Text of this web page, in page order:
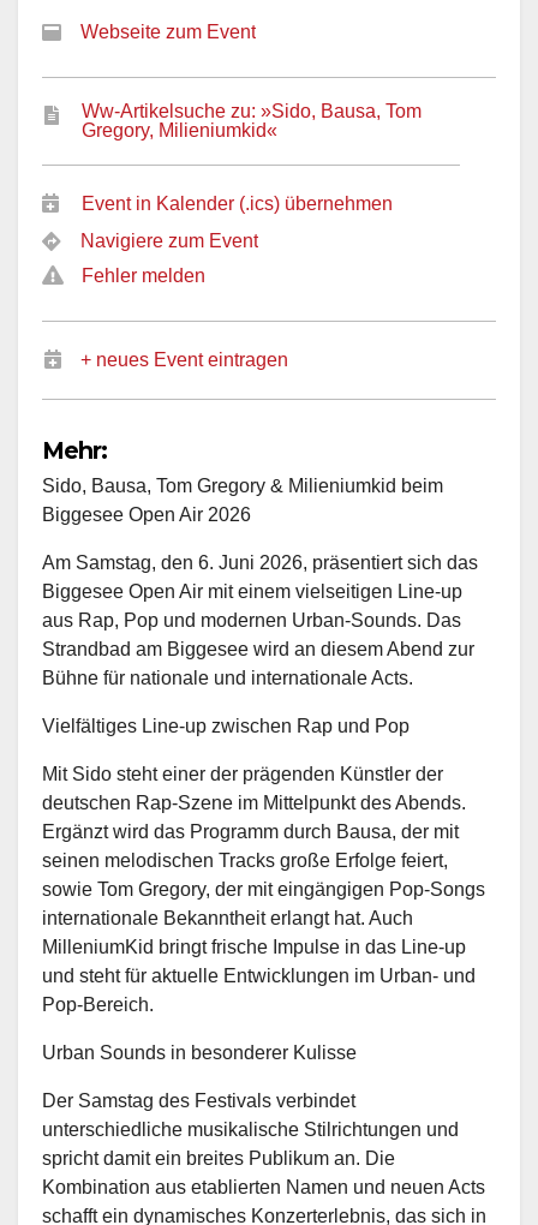
Webseite zum Event
Ww-Artikelsuche zu: »Sido, Bausa, Tom
Gregory, Milieniumkid«
Event in Kalender (.ics) übernehmen
Navigiere zum Event
Fehler melden
+ neues Event eintragen
Mehr:
Sido, Bausa, Tom Gregory & Milieniumkid beim
Biggesee Open Air 2026
Am Samstag, den 6. Juni 2026, präsentiert sich das
Biggesee Open Air mit einem vielseitigen Line-up
aus Rap, Pop und modernen Urban-Sounds. Das
Strandbad am Biggesee wird an diesem Abend zur
Bühne für nationale und internationale Acts.
Vielfältiges Line-up zwischen Rap und Pop
Mit Sido steht einer der prägenden Künstler der
deutschen Rap-Szene im Mittelpunkt des Abends.
Ergänzt wird das Programm durch Bausa, der mit
seinen melodischen Tracks große Erfolge feiert,
sowie Tom Gregory, der mit eingängigen Pop-Songs
internationale Bekanntheit erlangt hat. Auch
MilleniumKid bringt frische Impulse in das Line-up
und steht für aktuelle Entwicklungen im Urban- und
Pop-Bereich.
Urban Sounds in besonderer Kulisse
Der Samstag des Festivals verbindet
unterschiedliche musikalische Stilrichtungen und
spricht damit ein breites Publikum an. Die
Kombination aus etablierten Namen und neuen Acts
schafft ein dynamisches Konzerterlebnis, das sich in